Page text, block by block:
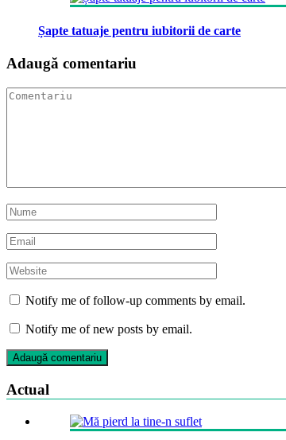
Șapte tatuaje pentru iubitorii de carte
Adaugă comentariu
Notify me of follow-up comments by email.
Notify me of new posts by email.
Actual